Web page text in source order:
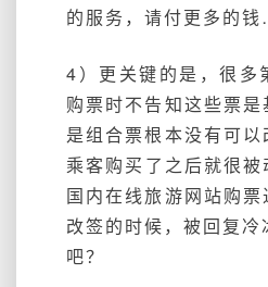
的服务，请付更多的
4）更关键的是，很多
购票时不告知这些票
是组合票根本没有可以
乘客购买了之后就很
国内在线旅游网站购
改签的时候，被回复冷
吧？